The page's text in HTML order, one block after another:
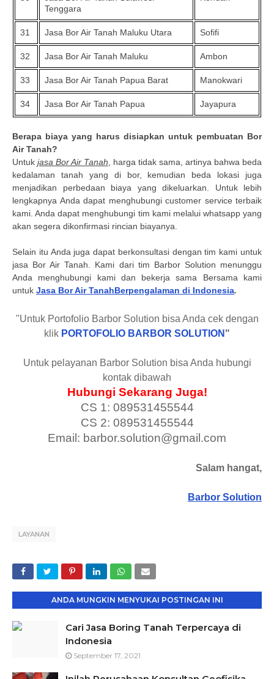
Tenggara
31 Jasa Bor Air Tanah Maluku Utara Sofifi
32 Jasa Bor Air Tanah Maluku Ambon
33 Jasa Bor Air Tanah Papua Barat Manokwari
34 Jasa Bor Air Tanah Papua Jayapura
Berapa biaya yang harus disiapkan untuk pembuatan Bor
Air Tanah?
Untuk jasa Bor Air Tanah , harga tidak sama, artinya bahwa beda
kedalaman tanah yang di bor, kemudian beda lokasi juga
menjadikan perbedaan biaya yang dikeluarkan. Untuk lebih
lengkapnya Anda dapat menghubungi customer service terbaik
kami. Anda dapat menghubungi tim kami melalui whatsapp yang
akan segera dikonfirmasi rincian biayanya.
Selain itu Anda juga dapat berkonsultasi dengan tim kami untuk
jasa Bor Air Tanah. Kami dari tim Barbor Solution menunggu
Anda menghubungi kami dan bekerja sama Bersama kami
untuk Jasa Bor Air TanahBerpengalaman di Indonesia.
"Untuk Portofolio Barbor Solution bisa Anda cek dengan
klik PORTOFOLIO BARBOR SOLUTION "
Untuk pelayanan Barbor Solution bisa Anda hubungi
kontak dibawah
Hubungi Sekarang Juga!
CS 1: 089531455544
CS 2: 089531455544
Email: barbor.solution@gmail.com
Salam hangat,
Barbor Solution
LAYANAN
ANDA MUNGKIN MENYUKAI POSTINGAN INI
Cari Jasa Boring Tanah Terpercaya di
Indonesia
September 17, 2021